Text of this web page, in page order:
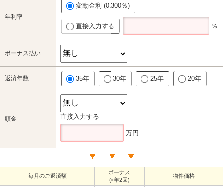
年利率
変動金利 (0.300％)
直接入力する ％
ボーナス払い
返済年数 35年 30年 25年 20年
頭金 直接入力する
万円
毎月のご返済額
ボーナス
(×年2回)
物件価格